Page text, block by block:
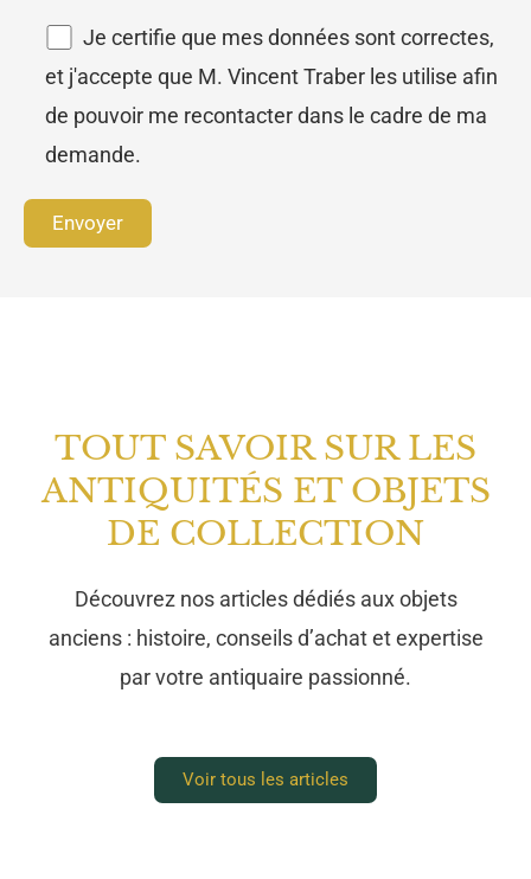
Je certifie que mes données sont correctes,
et j'accepte que M. Vincent Traber les utilise afin
de pouvoir me recontacter dans le cadre de ma
demande.
TOUT SAVOIR SUR LES
ANTIQUITÉS ET OBJETS
DE COLLECTION
Découvrez nos articles dédiés aux objets
anciens : histoire, conseils d’achat et expertise
par votre antiquaire passionné.
Voir tous les articles